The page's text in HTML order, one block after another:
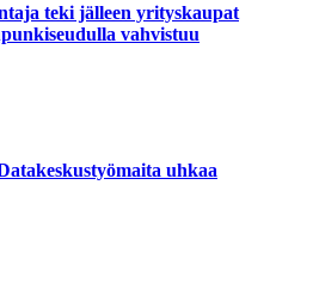
teki jälleen yrityskaupat
vahvistuu
uhkaa